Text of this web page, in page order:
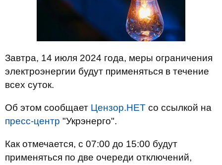
Завтра, 14 июля 2024 года, меры ограничения
электроэнергии будут применяться в течение
всех суток.
Об этом сообщает Цензор.НЕТ со ссылкой на
пресс-центр "Укрэнерго".
Как отмечается, с 07:00 до 15:00 будут
применяться по две очереди отключений,